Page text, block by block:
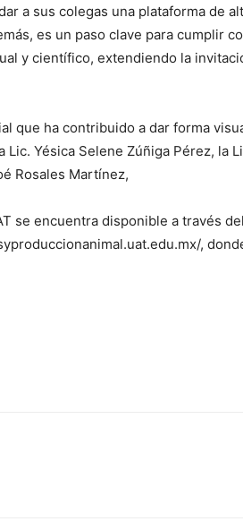
a sus colegas una plataforma de
es un paso clave para cumplir
y científico, extendiendo la
que ha contribuido a dar forma
Lic. Yésica Selene Zúñiga Pérez, la
Rosales Martínez,
se encuentra disponible a través
,